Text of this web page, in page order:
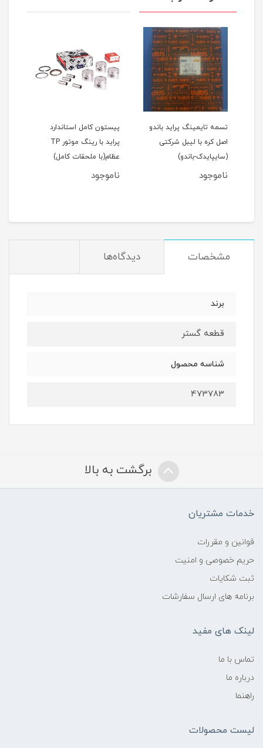
تسمه تایمینگ پراید باندو
اصل کره با لیبل شرکتی
(سایپایدک-باندو)
ناموجود
پیستون کامل استاندارد
پراید با رینگ موتور TP
عظام(با ملحقات کامل)
ناموجود
مشخصات دیدگاه‌ها
برند
قطعه گستر
شناسه محصول
473783
برگشت به بالا
خدمات مشتریان
قوانین و مقررات
حریم خصوصی و امنیت
ثبت شکایات
برنامه های ارسال سفارشات
لینک های مفید
تماس با ما
درباره ما
راهنما
لیست محصولات